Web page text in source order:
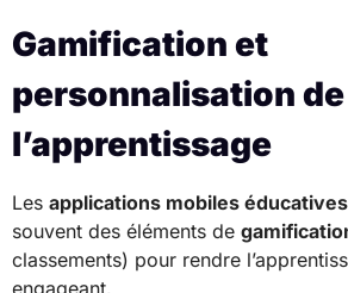
Gamification et
personnalisation de
l’apprentissage
Les applications mobiles éducatives
souvent des éléments de
classements) pour rendre